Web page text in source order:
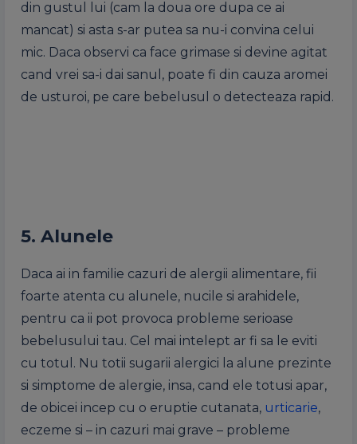
din gustul lui (cam la doua ore dupa ce ai
mancat) si asta s-ar putea sa nu-i convina celui
mic. Daca observi ca face grimase si devine agitat
cand vrei sa-i dai sanul, poate fi din cauza aromei
de usturoi, pe care bebelusul o detecteaza rapid.
5. Alunele
Daca ai in familie cazuri de alergii alimentare, fii
foarte atenta cu alunele, nucile si arahidele,
pentru ca ii pot provoca probleme serioase
bebelusului tau. Cel mai intelept ar fi sa le eviti
cu totul. Nu totii sugarii alergici la alune prezinte
si simptome de alergie, insa, cand ele totusi apar,
de obicei incep cu o eruptie cutanata, urticarie,
eczeme si – in cazuri mai grave – probleme